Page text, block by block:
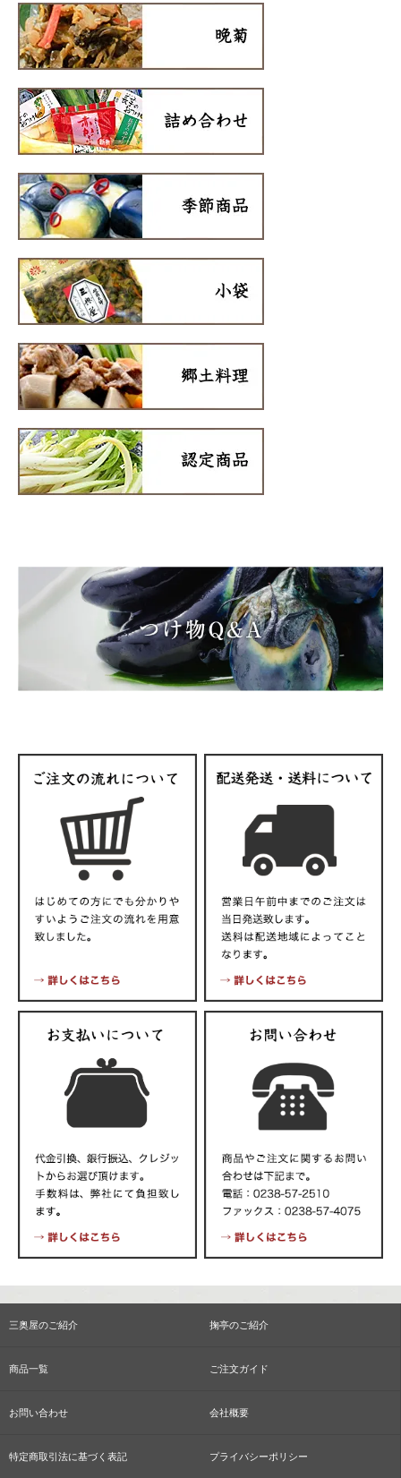
三奥屋のご紹介 掬亭のご紹介
商品一覧 ご注文ガイド
お問い合わせ 会社概要
特定商取引法に基づく表記 プライバシーポリシー